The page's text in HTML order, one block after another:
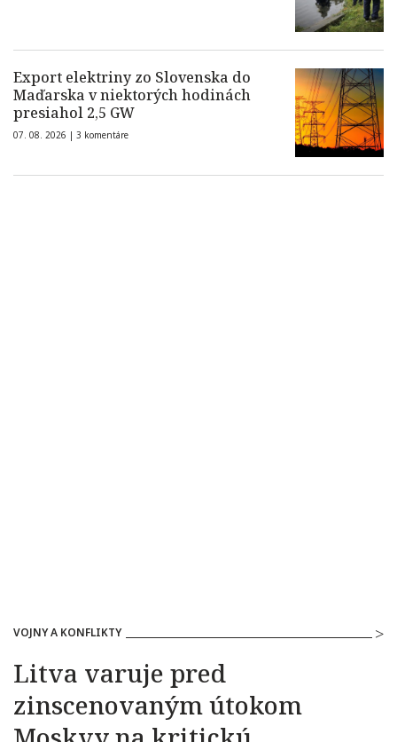
Export elektriny zo Slovenska do
Maďarska v niektorých hodinách
presiahol 2,5 GW
07. 08. 2026 | 3 komentáre
VOJNY A KONFLIKTY
Litva varuje pred
zinscenovaným útokom